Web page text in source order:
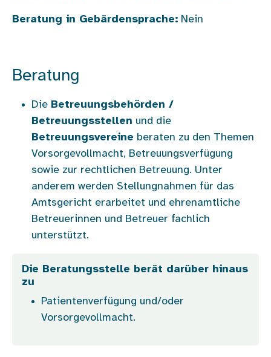
Beratung in Gebärdensprache: Nein
Beratung
Die Betreuungsbehörden /
Betreuungsstellen und die
Betreuungsvereine beraten zu den Themen
Vorsorgevollmacht, Betreuungsverfügung
sowie zur rechtlichen Betreuung. Unter
anderem werden Stellungnahmen für das
Amtsgericht erarbeitet und ehrenamtliche
Betreuerinnen und Betreuer fachlich
unterstützt.
Die Beratungsstelle berät darüber hinaus
zu
Patientenverfügung und/oder
Vorsorgevollmacht.